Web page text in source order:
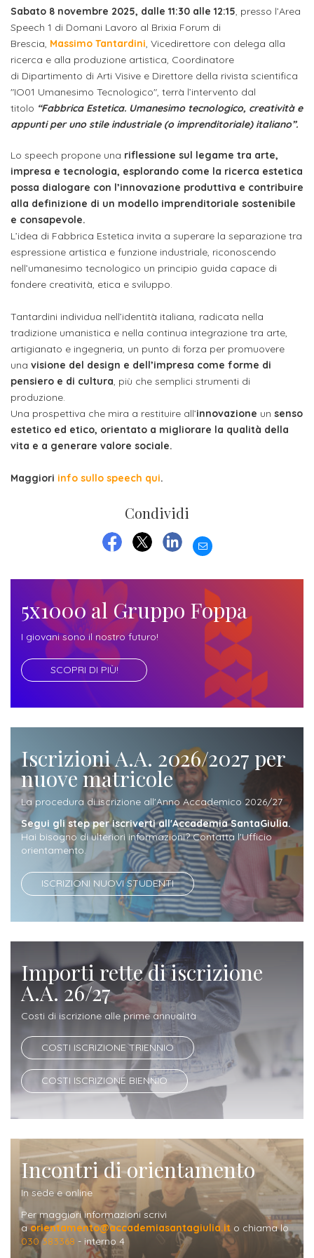
Servizi
allo
studente
Internazionalizzazione
Aziende
News
Orientamento
Contatti
Didattico
Autorizzazioni
Ministeriali
Nucleo
di
ECTS
Manualistica
Organigramma
Laboratori
sede
MISSIONE
Progetti
Terza
Missione
CAPITALE
COLLABORAZIONE
Istituzioni
Amministrazioni
Partners
Accademia
SantaGiulia
DIPARTIMENTI
Dipartimento
di
Visive
Dipartimento
di
Comunicazione
e
Didattica
dell'arte
Dipartimento
di
Progettazione
e
Arti
Applicate
DOTTORATI
e
Umanesimo
Tecnologico
ALTRI
LIVELLI
DI
Master
Executive
ATTIVITÀ
DIDATTICA
Materie
Progetti
studenti
corsi
singoli
SERVIZI
Costi
Costi
iscrizione
biennio
Come
ERASMUS+
Reclutamento
Concorsi
Progetti
Terza
Missione
OPPORTUNITÀ
INTERNAZIONALI
ERASMUS+
SERVIZI
ALLO
STUDIO
Inclusione
Carriera
Alias
Iscrizione
a
corsi
singoli
Laboratori
sede
Biblioteca
Alloggi
Modulistica
Consulta
Studentesca
SERVIZI
AL
LAVORO
Apprendistato
per
studenti
Stage
attivabili
Opportunità
di
lavoro
di
Stage
Apprendistato
per
le
Login
aziende
OPPORTUNITÀ
PER
GLI
STUDENTI
attivabili
Opportunità
di
lavoro
Aziende
convenzionate
TO-
ONE
Iscrizione
a
corsi
singoli
Gli
step
per
diventare
un
nostro
studente
Iscriviti
alla
Newsletter
OPPORTUNITÀ
FSL
attività
INCONTRIAMOCI
IN
TUTTA
Fiere
saloni
dell'orientamento
Iscriviti
alla
Newsletter
ISCRIVITI
IN
Come
Iscriversi
Gli
step
per
diventare
un
nostro
studente
genitore
di
uno
studente
studente
iscritto
docente
referente
d'azienda
5x1000 al Gruppo Foppa
I giovani sono il nostro futuro!
SCOPRI DI PIÙ!
Iscrizioni A.A. 2026/2027 per
nuove matricole
La procedura di iscrizione all'Anno Accademico 2026/27
Segui gli step per iscriverti all'Accademia SantaGiulia.
Hai bisogno di ulteriori informazioni? Contatta l'Ufficio
orientamento.
ISCRIZIONI NUOVI STUDENTI
Importi rette di iscrizione
A.A. 26/27
Costi di iscrizione alle prime annualità
COSTI ISCRIZIONE TRIENNIO
COSTI ISCRIZIONE BIENNIO
Incontri di orientamento
In sede e online
Per maggiori informazioni scrivi
aorientamento@accademiasantagiulia.it o chiama lo
030 383368 - interno 4
Sabato 8 novembre 2025, dalle 11:30 alle 12:15, presso l’Area
Speech 1 di Domani Lavoro al Brixia Forum di
Brescia, Massimo Tantardini, Vicedirettore con delega alla
ricerca e alla produzione artistica, Coordinatore
di Dipartimento di Arti Visive e Direttore della rivista scientifica
"IO01 Umanesimo Tecnologico", terrà l’intervento dal
titolo “Fabbrica Estetica. Umanesimo tecnologico, creatività e
appunti per uno stile industriale (o imprenditoriale) italiano”.
Lo speech propone una riflessione sul legame tra arte,
impresa e tecnologia, esplorando come la ricerca estetica
possa dialogare con l’innovazione produttiva e contribuire
alla definizione di un modello imprenditoriale sostenibile
e consapevole.
L’idea di Fabbrica Estetica invita a superare la separazione tra
espressione artistica e funzione industriale, riconoscendo
nell’umanesimo tecnologico un principio guida capace di
fondere creatività, etica e sviluppo.
Tantardini individua nell’identità italiana, radicata nella
tradizione umanistica e nella continua integrazione tra arte,
artigianato e ingegneria, un punto di forza per promuovere
una visione del design e dell’impresa come forme di
pensiero e di cultura, più che semplici strumenti di
produzione.
Una prospettiva che mira a restituire all’innovazione un senso
estetico ed etico, orientato a migliorare la qualità della
vita e a generare valore sociale.
Maggiori info sullo speech qui.
Condividi
LINKEDIN
EMAIL